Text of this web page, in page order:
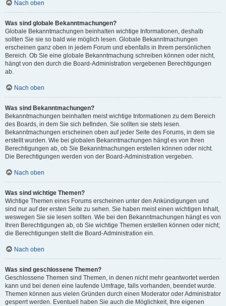
Nach oben
Was sind globale Bekanntmachungen?
Globale Bekanntmachungen beinhalten wichtige Informationen, deshalb
sollten Sie sie so bald wie möglich lesen. Globale Bekanntmachungen
erscheinen ganz oben in jedem Forum und ebenfalls in Ihrem persönlichen
Bereich. Ob Sie eine globale Bekanntmachung schreiben können oder nicht,
hängt von den durch die Board-Administration vergebenen Berechtigungen
ab.
Nach oben
Was sind Bekanntmachungen?
Bekanntmachungen beinhalten meist wichtige Informationen zu dem Bereich
des Boards, in dem Sie sich befinden. Sie sollten sie stets lesen.
Bekanntmachungen erscheinen oben auf jeder Seite des Forums, in dem sie
erstellt wurden. Wie bei globalen Bekanntmachungen hängt es von Ihren
Berechtigungen ab, ob Sie Bekanntmachungen erstellen können oder nicht.
Die Berechtigungen werden von der Board-Administration vergeben.
Nach oben
Was sind wichtige Themen?
Wichtige Themen eines Forums erscheinen unter den Ankündigungen und
sind nur auf der ersten Seite zu sehen. Sie haben meist einen wichtigen Inhalt,
weswegen Sie sie lesen sollten. Wie bei den Bekanntmachungen hängt es von
Ihren Berechtigungen ab, ob Sie wichtige Themen erstellen können oder nicht;
die Berechtigungen stellt die Board-Administration ein.
Nach oben
Was sind geschlossene Themen?
Geschlossene Themen sind Themen, in denen nicht mehr geantwortet werden
kann und bei denen eine laufende Umfrage, falls vorhanden, beendet wurde.
Themen können aus vielen Gründen durch einen Moderator oder Administrator
gesperrt werden. Eventuell haben Sie auch die Möglichkeit, Ihre eigenen